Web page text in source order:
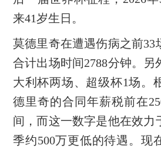
来41岁生日。
莫德里奇在遭遇伤病之前33
合计出场时间2788分钟。另
大利杯两场、超级杯1场。
德里奇的合同年薪税前在
间，而这一数字是他在效力
季约500万更低的待遇。现